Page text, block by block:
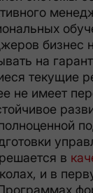
бизнес
на
текущие
не имеет
в
и в